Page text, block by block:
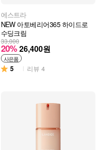
에스트라
NEW 아토베리어365 하이드로
수딩크림
33,000
20% 26,400원
사은품
5 리뷰 4